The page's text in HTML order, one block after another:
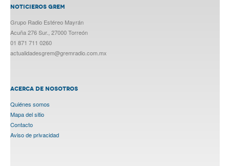
NOTICIEROS GREM
Grupo Radio Estéreo Mayrán
Acuña 276 Sur., 27000 Torreón
01 871 711 0260
actualidadesgrem@gremradio.com.mx
ACERCA DE NOSOTROS
Quiénes somos
Mapa del sitio
Contacto
Aviso de privacidad